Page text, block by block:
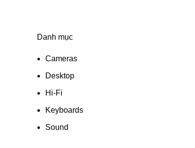
Danh mục
Cameras
Desktop
Hi-Fi
Keyboards
Sound